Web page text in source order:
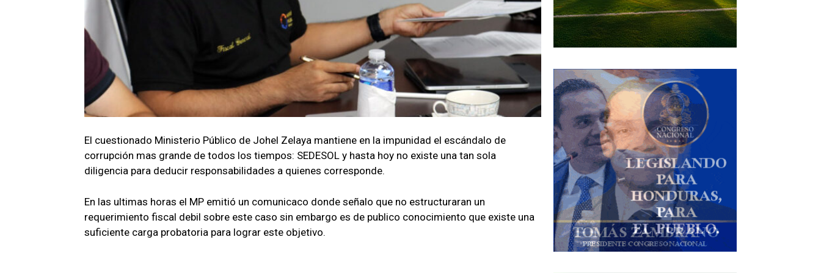
El cuestionado Ministerio Público de Johel Zelaya mantiene en la impunidad el escándalo de
corrupción mas grande de todos los tiempos: SEDESOL y hasta hoy no existe una tan sola
diligencia para deducir responsabilidades a quienes corresponde.
En las ultimas horas el MP emitió un comunicaco donde señalo que no estructuraran un
requerimiento fiscal debil sobre este caso sin embargo es de publico conocimiento que existe una
suficiente carga probatoria para lograr este objetivo.